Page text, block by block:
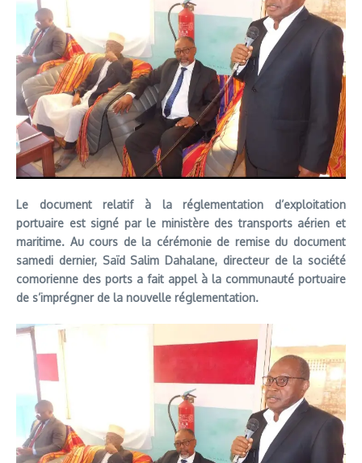
Le document relatif à la réglementation d’exploitation
portuaire est signé par le ministère des transports aérien et
maritime. Au cours de la cérémonie de remise du document
samedi dernier, Saïd Salim Dahalane, directeur de la société
comorienne des ports a fait appel à la communauté portuaire
de s’imprégner de la nouvelle réglementation.